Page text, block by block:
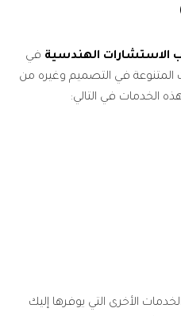
الاستشارات الهندسية في
في التصميم وغيره من
الخدمات في التالي:
الأخرى التي يوفرها إليك